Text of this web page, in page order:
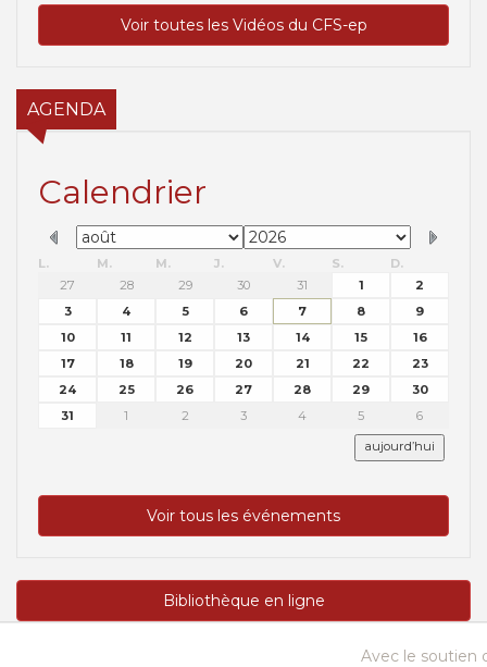
Voir toutes les Vidéos du CFS-ep
AGENDA
Calendrier
L. M. M. J. V. S.
D.
27
28 29 30 31 1
2
3
4 5 6 7 8
9
10
11 12 13 14 15
16
17
18 19 20 21 22
23
24
25 26 27 28 29
30
31
1 2 3 4 5 6
aujourd’hui
Voir tous les événements
Bibliothèque en ligne
Avec le soutien